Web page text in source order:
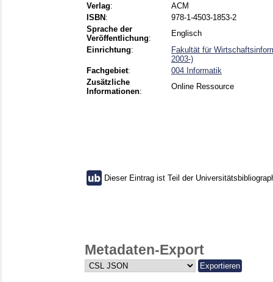
Verlag:
ACM
ISBN :
978-1-4503-1853-2
Sprache der
Veröffentlichung:
Englisch
Einrichtung:
Fakultät für
2003-)
Fachgebiet:
004 Informatik
Zusätzliche
Informationen:
Online Ressource
Dieser Eintrag ist Teil der
Metadaten-Export